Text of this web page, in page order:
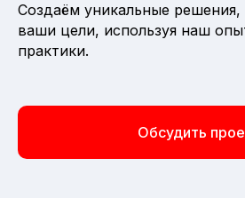
Создаём уникальные решения,
ваши цели, используя наш
практики.
Обсудить